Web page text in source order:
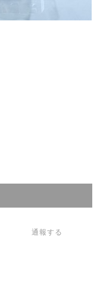
通報する